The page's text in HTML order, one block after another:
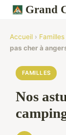
Grand
Accueil › Familles
pas cher à
FAMILLES
Nos